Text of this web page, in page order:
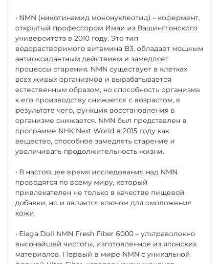
• NMN (никотинамид мононуклеотид) – кофермент,
открытый профессором Имаи из Вашингтонского
университета в 2010 году. Это тип
водорастворимого витамина B3, обладает мощным
антиоксидантным действием и замедляет
процессы старения. NMN существует в клетках
всех живых организмов и вырабатывается
естественным образом, но способность организма
к его производству снижается с возрастом, в
результате чего, функция восстановления в
организме снижается. NMN был представлен в
программе NHK Next World в 2015 году как
вещество, способное замедлять старение и
увеличивать продолжительность жизни.
• В настоящее время исследования над NMN
проводятся по всему миру, который
привлекателен не только в качестве пищевой
добавки, но и является ключом для омоложения
кожи.
• Elega Doll NMN Fresh Fiber 6000 – ультраволокно
высочайшей чистоты, изготовленное из японских
материалов. Первый в мире NMN с уникальной